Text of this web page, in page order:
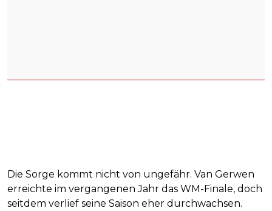
Die Sorge kommt nicht von ungefähr. Van Gerwen
erreichte im vergangenen Jahr das WM-Finale, doch
seitdem verlief seine Saison eher durchwachsen.